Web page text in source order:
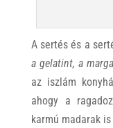
A sertés és a
a gelatint, a
az iszlám
ahogy a
karmú madarak is